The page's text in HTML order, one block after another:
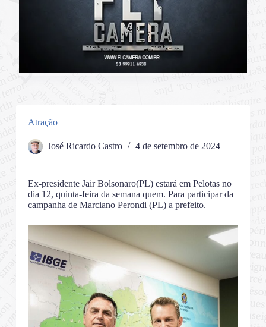
Atração
José Ricardo Castro 4 de setembro de 2024
Ex-presidente Jair Bolsonaro(PL) estará em Pelotas no
dia 12, quinta-feira da semana quem. Para participar da
campanha de Marciano Perondi (PL) a prefeito.